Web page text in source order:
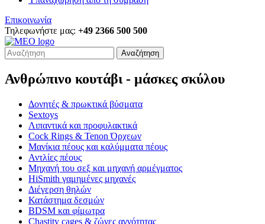
Επικοινωνία
Τηλεφωνήστε μας: +49 2366 500 500
Αναζήτηση
Ανθρώπινο κουτάβι - μάσκες σκύλου
Δονητές & πρωκτικά βύσματα
Sextoys
Λιπαντικά και προφυλακτικά
Cock Rings & Tenon Όρχεων
Μανίκια πέους και καλύμματα πέους
Αντλίες πέους
Μηχανή του σεξ και μηχανή αρμέγματος
HiSmith γαμημένες μηχανές
Διέγερση θηλών
Κατάστημα δεσμών
BDSM και φίμωτρα
Chastity cages & ζώνες αγνότητας